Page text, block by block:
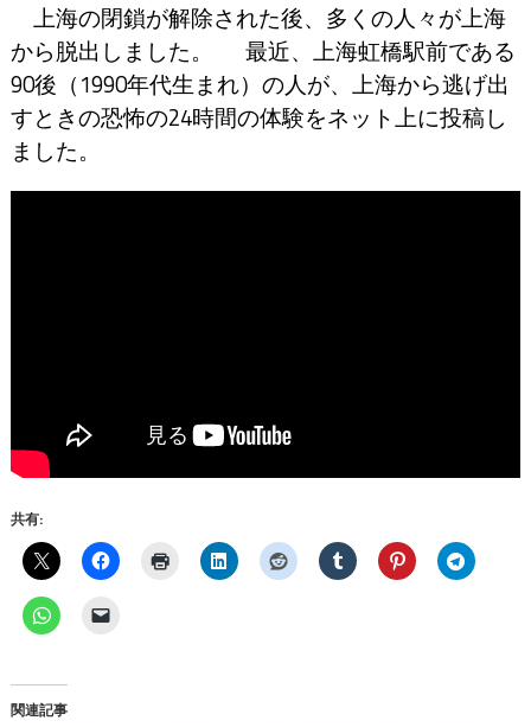
上海の閉鎖が解除された後、多くの人々が上海
から脱出しました。 最近、上海虹橋駅前である
90後（1990年代生まれ）の人が、上海から逃げ出
すときの恐怖の24時間の体験をネット上に投稿し
ました。
共有:
関連記事